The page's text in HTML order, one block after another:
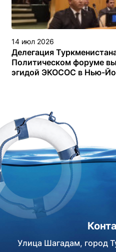
14 июл 2026
Делегация
Политическом форуме
эгидой ЭКОСОС в Нью-
Улица Шагадам, город